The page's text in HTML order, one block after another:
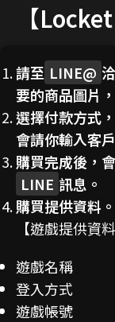
【
請至 LINE@
要的商品圖片
選擇付款方式
會請你輸入客
購買完成後，
LINE 訊息。
購買提供資料。
【遊戲提供資料
遊戲名稱
登入方式
遊戲帳號